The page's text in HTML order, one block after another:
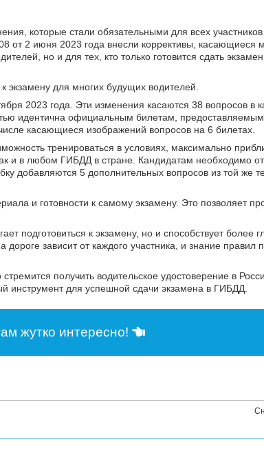
которые стали обязательными для всех
2 июня 2023 года внесли коррективы, касающиеся
но и для тех, кто только готовится сдать
для многих будущих водителей.
2023 года. Эти изменения касаются 38 вопросов в
идентична официальным билетам,
касающиеся изображений вопросов на 6 билетах.
тренироваться в условиях, максимально
и в любом ГИБДД в стране. Кандидатам необходимо
добавляются 5 дополнительных вопросов из той же
и готовности к самому экзамену. Это позволяет
подготовиться к экзамену, но и способствует более
зависит от каждого участника, и знание правил
получить водительское удостоверение в
инструмент для успешной сдачи экзамена в ГИБДД.
жутко интересно!